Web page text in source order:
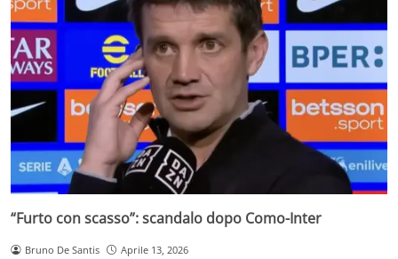
“Furto con scasso”: scandalo dopo Como-Inter
Bruno De Santis Aprile 13, 2026